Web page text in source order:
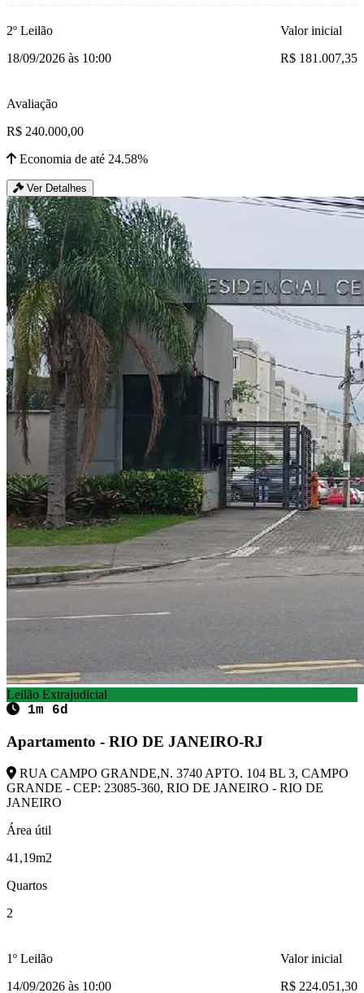
2º Leilão
18/09/2026 às 10:00
Valor inicial
R$ 181.007,35
Avaliação
R$ 240.000,00
Economia de até 24.58%
Ver Detalhes
Leilão Extrajudicial
1m 6d
Apartamento - RIO DE JANEIRO-RJ
RUA CAMPO GRANDE,N. 3740 APTO. 104 BL 3, CAMPO
GRANDE - CEP: 23085-360, RIO DE JANEIRO - RIO DE
JANEIRO
Área útil
41,19m2
Quartos
2
1º Leilão
14/09/2026 às 10:00
Valor inicial
R$ 224.051,30